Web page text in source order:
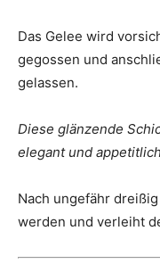
Das Gelee wird
gegossen und
gelassen.
Diese glänzende
elegant und
Nach ungefähr
werden und verleiht